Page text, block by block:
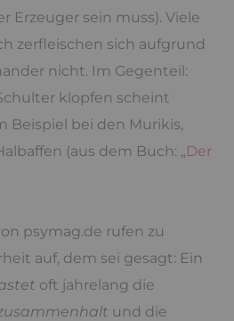
Erzeuger sein muss). Viele
zerfleischen sich aufgrund
nicht. Im Gegenteil:
klopfen scheint
Beispiel bei den Murikis,
(aus dem Buch: „Der
psymag.de rufen zu
auf, dem sei gesagt: Ein
oft jahrelang die
und die